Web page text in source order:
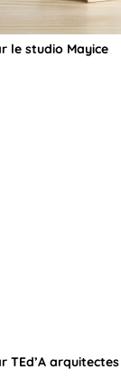
le studio Mayice
TEd’A arquitectes